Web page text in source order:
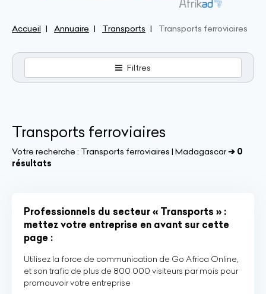
Accueil Annuaire Transports Transports ferroviaires
Filtres
Transports ferroviaires
Votre recherche : Transports ferroviaires | Madagascar➔ 0
résultats
Professionnels du secteur « Transports » :
mettez votre entreprise en avant sur cette
page :
Utilisez la force de communication de Go Africa Online,
et son trafic de plus de 800 000 visiteurs par mois pour
promouvoir votre entreprise